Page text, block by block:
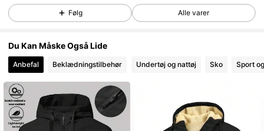
4.80 4.1K Følgere
Følg Alle varer
Du Kan Måske Også Lide
Anbefal Beklædningstilbehør Undertøj og nattøj Sko Sport